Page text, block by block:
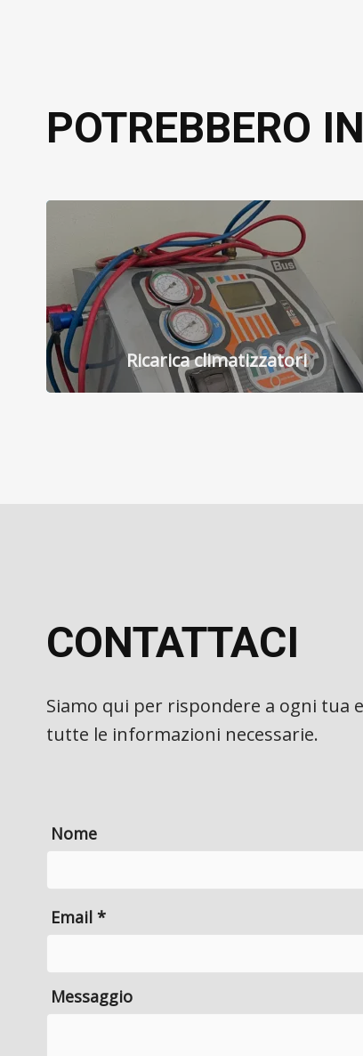
POTREBBERO
Ricarica climatizzatori
CONTATTACI
Siamo qui per rispondere a ogni tua
tutte le informazioni necessarie.
Nome
Email *
Messaggio